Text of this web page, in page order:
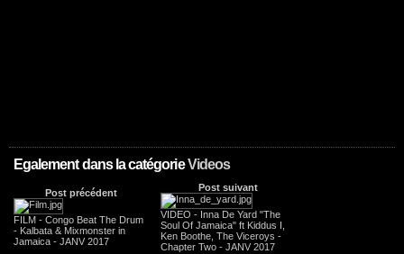
Egalement dans la catégorieVideos
Post précédent
FILM - Congo Beat The Drum
- Kalbata & Mixmonster in
Jamaica - JANV 2017
Post suivant
VIDEO - Inna De Yard "The
Soul Of Jamaica" ft Kiddus I,
Ken Boothe, The Viceroys -
Chapter Two - JANV 2017